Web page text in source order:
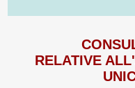
RELATIVE